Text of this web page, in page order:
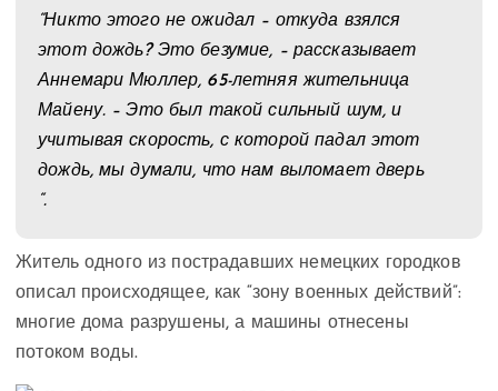
“Никто этого не ожидал – откуда взялся
этот дождь? Это безумие, – рассказывает
Аннемари Мюллер, 65-летняя жительница
Майену. – Это был такой сильный шум, и
учитывая скорость, с которой падал этот
дождь, мы думали, что нам выломает дверь
“.
Житель одного из пострадавших немецких городков
описал происходящее, как “зону военных действий”:
многие дома разрушены, а машины отнесены
потоком воды.